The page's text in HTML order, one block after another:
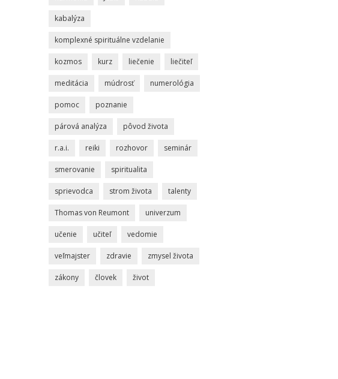
kabalýza
komplexné spirituálne vzdelanie
kozmos kurz liečenie liečiteľ
meditácia múdrosť numerológia
pomoc poznanie
párová analýza pôvod života
r.a.i. reiki rozhovor seminár
smerovanie spiritualita
sprievodca strom života talenty
Thomas von Reumont univerzum
učenie učiteľ vedomie
veľmajster zdravie zmysel života
zákony človek život